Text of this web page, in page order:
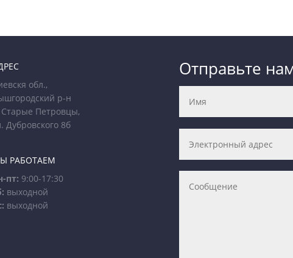
обл.,
р-н
Старые Петровцы,
Дубровского 8б
РАБОТАЕМ
пт: 9:00-17:30
выходной
выходной
Отправьте